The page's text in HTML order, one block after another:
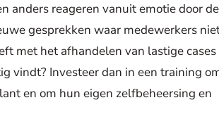
anders reageren vanuit emotie door
gesprekken waar medewerkers
met het afhandelen van lastige cases
vindt? Investeer dan in een training
en om hun eigen zelfbeheersing en